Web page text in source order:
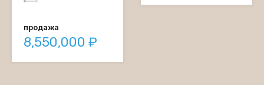
продажа
8,550,000 ₽